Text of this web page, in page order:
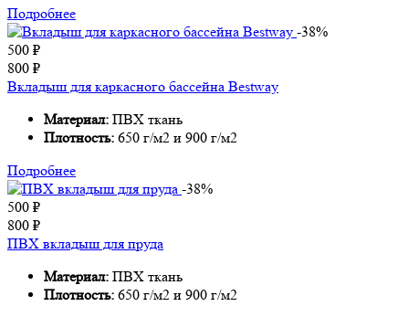
Подробнее
-38%
500 ₽
800 ₽
Вкладыш для каркасного бассейна Bestway
Материал: ПВХ ткань
Плотность: 650 г/м2 и 900 г/м2
Подробнее
-38%
500 ₽
800 ₽
ПВХ вкладыш для пруда
Материал: ПВХ ткань
Плотность: 650 г/м2 и 900 г/м2